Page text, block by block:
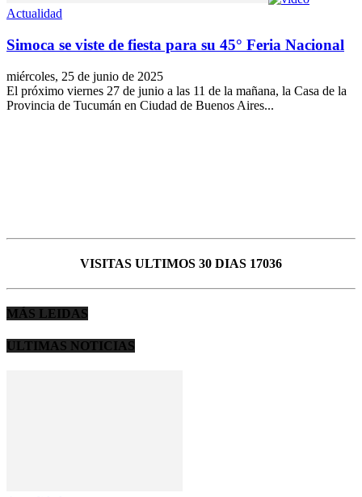
Actualidad
Simoca se viste de fiesta para su 45° Feria Nacional
miércoles, 25 de junio de 2025
El próximo viernes 27 de junio a las 11 de la mañana, la Casa de la
Provincia de Tucumán en Ciudad de Buenos Aires...
VISITAS ULTIMOS 30 DIAS 17036
MÁS LEIDAS
ULTIMAS NOTICIAS